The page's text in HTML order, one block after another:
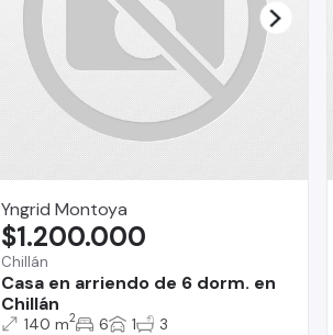
Yngrid Montoya
Chillán
Casa en arriendo de 6 dorm. en
Chillán
$1.200.000
140 m2 6 1 3